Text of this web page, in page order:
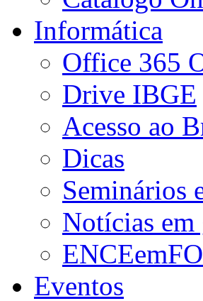
Informática
Office 365
Drive IBGE
Acesso ao
Dicas
Seminários
Notícias em
Eventos